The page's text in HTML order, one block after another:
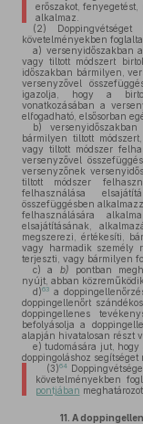
erőszakot,
alkalmaz.
(2)
követelményekben
a) versenyidőszakban
vagy tiltott módszert
időszakban bármilyen,
versenyzővel
igazolja, hogy a
vonatkozásában a
elfogadható, elsősorban
b)
bármilyen tiltott
vagy tiltott módszer
versenyzővel
versenyzőnek
tiltott módszer
felhasználása
összefüggésben
felhasználására
elsajátításának,
megszerezi, értékesíti,
vagy harmadik személy
terjeszti, vagy bármilyen
c) a b) pontban
nyújt, abban
d)63 a
doppingellenőrt
doppingellenes
befolyásolja a
alapján hivatalosan részt
e) tudomására jut,
doppingoláshoz
(3)64
követelményekben
pontjában
11. A